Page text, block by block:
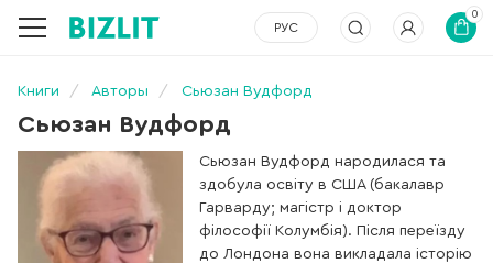
РУС
0
Книги Авторы Сьюзан Вудфорд
Сьюзан Вудфорд
Сьюзан Вудфорд народилася та
здобула освіту в США (бакалавр
Гарварду; магістр і доктор
філософії Колумбія). Після переїзду
до Лондона вона викладала історію